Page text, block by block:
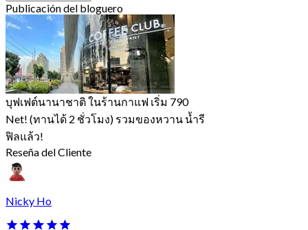
Publicación del bloguero
บุฟเฟต์นานาชาติ ในร้านกาแฟ เริ่ม 790
Net! (ทานได้ 2 ชั่วโมง) รวมของหวาน น้ำรี
ฟิลแล้ว!
Reseña del Cliente
Nicky Ho